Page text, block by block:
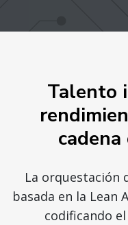
Talento
La orquestación
basada en la Lean
codificando